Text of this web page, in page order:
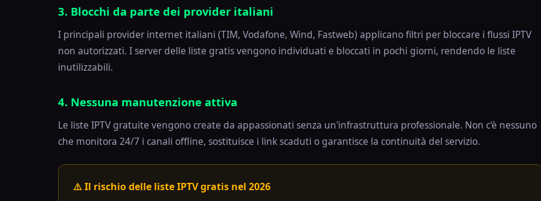
3. Blocchi da parte dei provider italiani
I principali provider internet italiani (TIM, Vodafone, Wind, Fastweb) applicano filtri per bloccare i flussi IPTV
non autorizzati. I server delle liste gratis vengono individuati e bloccati in pochi giorni, rendendo le liste
inutilizzabili.
4. Nessuna manutenzione attiva
Le liste IPTV gratuite vengono create da appassionati senza un'infrastruttura professionale. Non c'è nessuno
che monitora 24/7 i canali offline, sostituisce i link scaduti o garantisce la continuità del servizio.
⚠️ Il rischio delle liste IPTV gratis nel 2026